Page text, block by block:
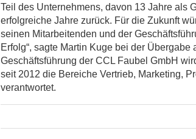
Teil des Unternehmens, davon 13 Jahre als
erfolgreiche Jahre zurück. Für die Zukunft
seinen Mitarbeitenden und der
Erfolg“, sagte Martin Kuge bei der Übergabe
Geschäftsführung der CCL Faubel GmbH
seit 2012 die Bereiche Vertrieb, Marketing,
verantwortet.